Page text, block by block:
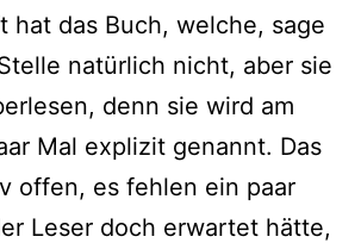
hat das Buch, wel­che, sage
natür­lich nicht, aber sie
denn sie wird am
Mal expli­zit genannt. Das
offen, es feh­len ein paar
Leser doch erwar­tet hät­te,